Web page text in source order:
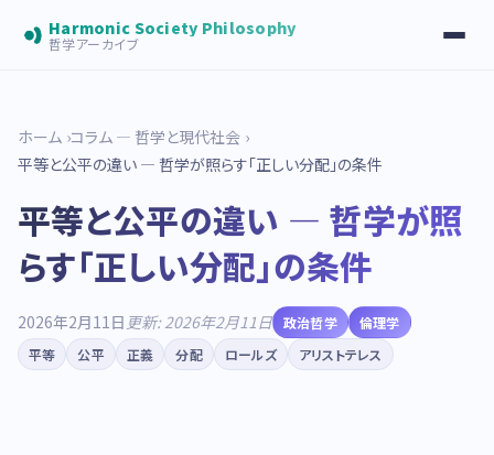
Harmonic Society Philosophy
哲学アーカイブ
ホーム コラム — 哲学と現代社会
平等と公平の違い — 哲学が照らす「正しい分配」の条件
平等と公平の違い — 哲学が照
らす「正しい分配」の条件
2026年2月11日 更新: 2026年2月11日 政治哲学
倫理学
平等
公平 正義 分配 ロールズ アリストテレス